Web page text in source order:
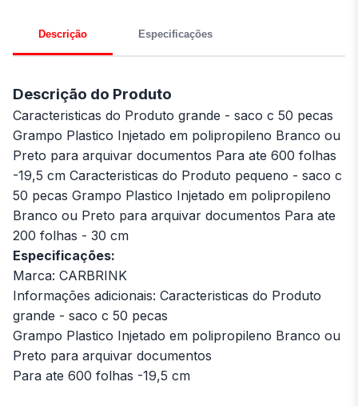
Descrição Especificações
Descrição do Produto
Caracteristicas do Produto grande - saco c 50 pecas
Grampo Plastico Injetado em polipropileno Branco ou
Preto para arquivar documentos Para ate 600 folhas
-19,5 cm Caracteristicas do Produto pequeno - saco c
50 pecas Grampo Plastico Injetado em polipropileno
Branco ou Preto para arquivar documentos Para ate
200 folhas - 30 cm
Especificações:
Marca: CARBRINK
Informações adicionais: Caracteristicas do Produto
grande - saco c 50 pecas
Grampo Plastico Injetado em polipropileno Branco ou
Preto para arquivar documentos
Para ate 600 folhas -19,5 cm